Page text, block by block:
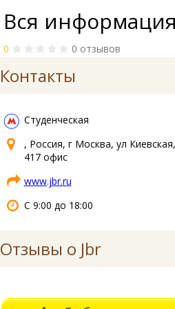
Вся
0 0 отзывов
Контакты
Студенческая
, Россия, г Москва, ул
417 офис
www.jbr.ru
С 9:00 до 18:00
Отзывы о Jbr